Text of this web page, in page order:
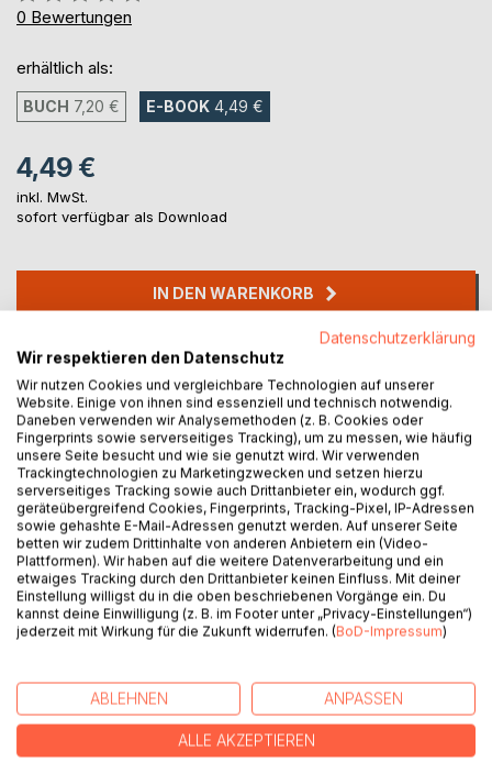
0%
0 Bewertungen
erhältlich als:
BUCH 7,20 € E-BOOK 4,49 €
4,49 €
inkl. MwSt.
sofort verfügbar als Download
IN DEN WARENKORB
Auf die Merkliste
Titel bewerten
BESCHREIBUNG
Immer wieder entgleidet ihm die Formel.
Bei 'Chez Charlie' kritzelt Herr Davies andauernd
Und läßt die Seiten frusriert auf demTresen liegen ...
Die Barkeeper sammeln die Skizzen und bewahren sie auf.
Die Empfangsdame des Hotels bemerkt dies und bittet um
Datenschutzerklärung
Wir respektieren den Datenschutz
Wir nutzen Cookies und vergleichbare Technologien auf unserer
Website. Einige von ihnen sind essenziell und technisch notwendig.
Daneben verwenden wir Analysemethoden (z. B. Cookies oder
Fingerprints sowie serverseitiges Tracking), um zu messen, wie häufig
unsere Seite besucht und wie sie genutzt wird. Wir verwenden
Trackingtechnologien zu Marketingzwecken und setzen hierzu
serverseitiges Tracking sowie auch Drittanbieter ein, wodurch ggf.
geräteübergreifend Cookies, Fingerprints, Tracking-Pixel, IP-Adressen
sowie gehashte E-Mail-Adressen genutzt werden. Auf unserer Seite
betten wir zudem Drittinhalte von anderen Anbietern ein (Video-
Plattformen). Wir haben auf die weitere Datenverarbeitung und ein
etwaiges Tracking durch den Drittanbieter keinen Einfluss. Mit deiner
Einstellung willigst du in die oben beschriebenen Vorgänge ein. Du
kannst deine Einwilligung (z. B. im Footer unter „Privacy-Einstellungen“)
jederzeit mit Wirkung für die Zukunft widerrufen. (BoD-Impressum)
ABLEHNEN ANPASSEN
ALLE AKZEPTIEREN